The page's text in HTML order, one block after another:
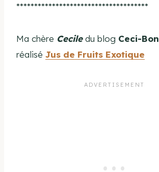
*************************************
Ma chère Ceciledu blog Ceci-Bon
réalisé Jus de Fruits Exotique